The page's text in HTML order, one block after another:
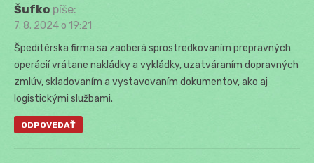
Šufko píše:
7. 8. 2024 o 19:21
Špeditérska firma sa zaoberá sprostredkovaním prepravných
operácií vrátane nakládky a vykládky, uzatváraním dopravných
zmlúv, skladovaním a vystavovaním dokumentov, ako aj
logistickými službami.
ODPOVEDAŤ